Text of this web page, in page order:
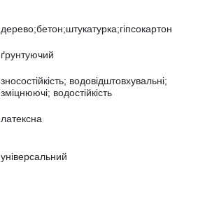
дерево;бетон;штукатурка;гіпсокартон
ґрунтуючий
зносостійкість; водовідштовхувальні;
зміцнюючі; водостійкість
латексна
універсальний